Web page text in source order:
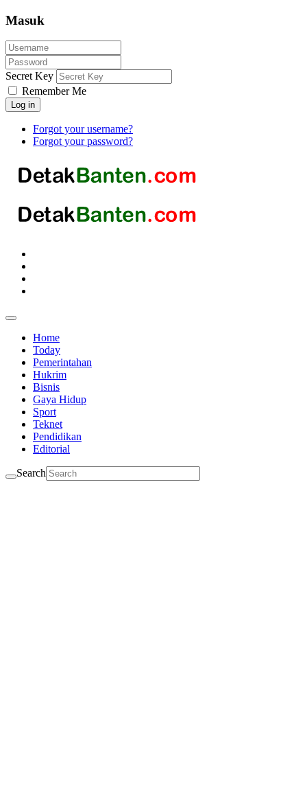
Masuk
Secret Key
Remember Me
Log in
Forgot your username?
Forgot your password?
Home
Today
Pemerintahan
Hukrim
Bisnis
Gaya Hidup
Sport
Teknet
Pendidikan
Editorial
Search